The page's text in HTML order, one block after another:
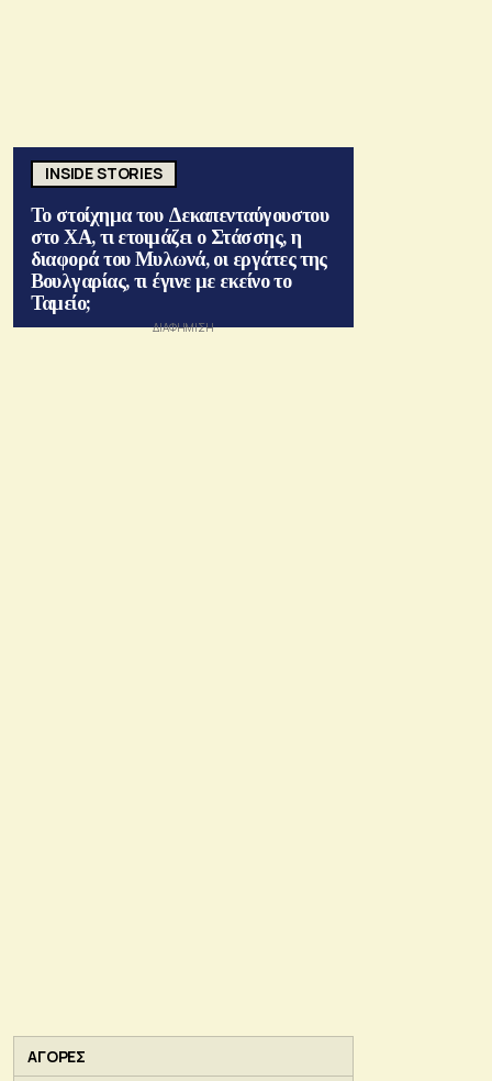
INSIDE STORIES
Το στοίχημα του Δεκαπενταύγουστου
στο ΧΑ, τι ετοιμάζει ο Στάσσης, η
διαφορά του Μυλωνά, οι εργάτες της
Βουλγαρίας, τι έγινε με εκείνο το
Ταμείο;
ΑΓΟΡΕΣ